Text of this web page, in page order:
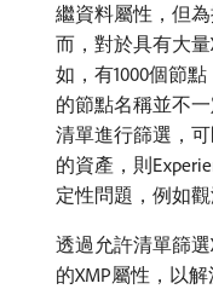
繼資料屬性，但
而，對於具有大
如，有1000個節
的節點名稱並不
清單進行篩選，
的資產，則
定性問題，例如觀
透過允許清單篩
的XMP屬性，以